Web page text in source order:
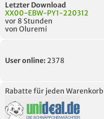
Letzter Download
XX00-EBW-PY1-220312
vor 8 Stunden
von Oluremi
User online: 2378
Rabatte für jeden Warenkorb